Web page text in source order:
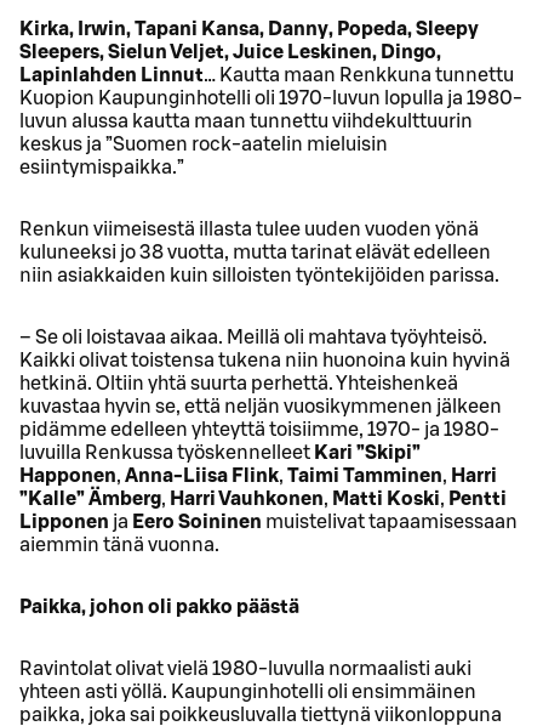
Kirka, Irwin, Tapani Kansa, Danny, Popeda, Sleepy
Sleepers, Sielun Veljet, Juice Leskinen, Dingo,
Lapinlahden Linnut… Kautta maan Renkkuna tunnettu
Kuopion Kaupunginhotelli oli 1970-luvun lopulla ja 1980-
luvun alussa kautta maan tunnettu viihdekulttuurin
keskus ja ”Suomen rock-aatelin mieluisin
esiintymispaikka.”
Renkun viimeisestä illasta tulee uuden vuoden yönä
kuluneeksi jo 38 vuotta, mutta tarinat elävät edelleen
niin asiakkaiden kuin silloisten työntekijöiden parissa.
– Se oli loistavaa aikaa. Meillä oli mahtava työyhteisö.
Kaikki olivat toistensa tukena niin huonoina kuin hyvinä
hetkinä. Oltiin yhtä suurta perhettä. Yhteishenkeä
kuvastaa hyvin se, että neljän vuosikymmenen jälkeen
pidämme edelleen yhteyttä toisiimme, 1970- ja 1980-
luvuilla Renkussa työskennelleet Kari ”Skipi”
Happonen, Anna-Liisa Flink, Taimi Tamminen, Harri
”Kalle” Ämberg, Harri Vauhkonen, Matti Koski, Pentti
Lipponen ja Eero Soininen muistelivat tapaamisessaan
aiemmin tänä vuonna.
Paikka, johon oli pakko päästä
Ravintolat olivat vielä 1980-luvulla normaalisti auki
yhteen asti yöllä. Kaupunginhotelli oli ensimmäinen
paikka, joka sai poikkeusluvalla tiettynä viikonloppuna